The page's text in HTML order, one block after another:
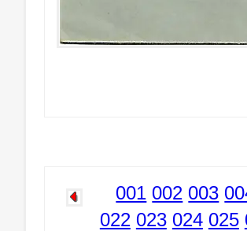
001 002 003
022 023 024 025